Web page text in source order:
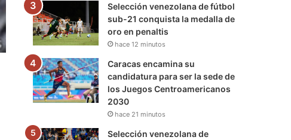
Selección venezolana de fútbol
sub-21 conquista la medalla de
oro en penaltis
hace 12 minutos
Caracas encamina su
candidatura para ser la sede de
los Juegos Centroamericanos
2030
hace 21 minutos
Selección venezolana de